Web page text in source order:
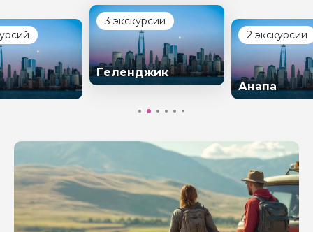
3 экскурсии
Геленджик
2 экскурсии
Анапа